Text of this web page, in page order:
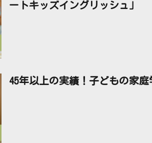
ートキッズイングリッシュ」
45年以上の実績！子どもの家庭